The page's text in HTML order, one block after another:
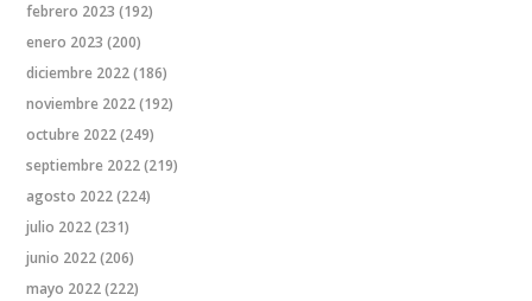
febrero 2023 (192)
enero 2023 (200)
diciembre 2022(186)
noviembre 2022(192)
octubre 2022(249)
septiembre 2022(219)
agosto 2022(224)
julio 2022(231)
junio 2022(206)
mayo 2022(222)